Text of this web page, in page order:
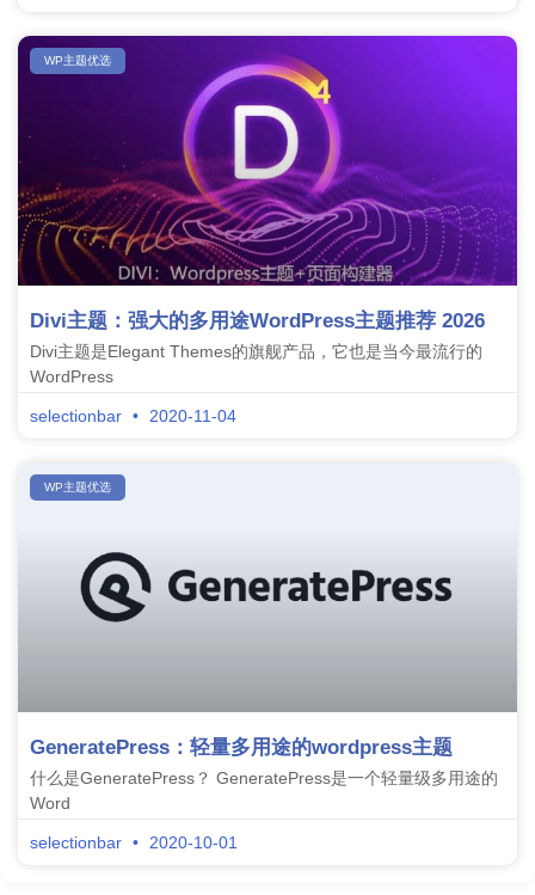
WP主题优选
Divi主题：强大的多用途WordPress主题推荐 2026
Divi主题是Elegant Themes的旗舰产品，它也是当今最流行的
WordPress
selectionbar 2020-11-04
WP主题优选
GeneratePress：轻量多用途的wordpress主题
什么是GeneratePress？ GeneratePress是一个轻量级多用途的
Word
selectionbar 2020-10-01